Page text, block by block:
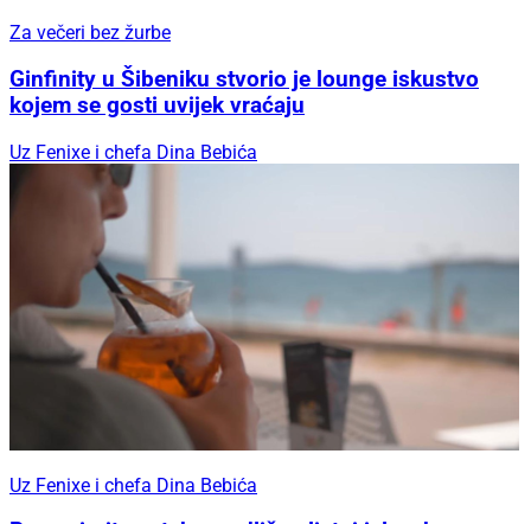
Za večeri bez žurbe
Ginfinity u Šibeniku stvorio je lounge iskustvo
kojem se gosti uvijek vraćaju
Uz Fenixe i chefa Dina Bebića
Uz Fenixe i chefa Dina Bebića